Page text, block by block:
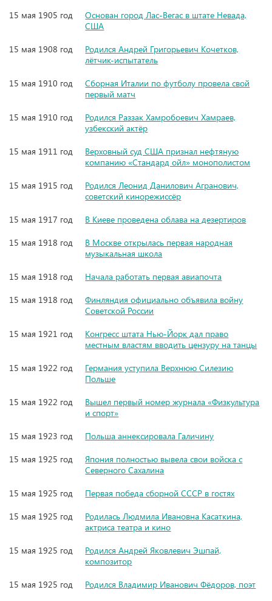
15 мая 1905 год
Основан город Лас-Вегас в штате Невада,
США
15 мая 1908 год
Родился Андрей Григорьевич Кочетков,
лётчик-испытатель
15 мая 1910 год
Сборная Италии по футболу провела свой
первый матч
15 мая 1910 год
Родился Раззак Хамробоевич Хамраев,
узбекский актёр
15 мая 1911 год
Верховный суд США признал нефтяную
компанию «Стандард ойл» монополистом
15 мая 1915 год
Родился Леонид Данилович Агранович,
советский кинорежиссёр
15 мая 1917 год
В Киеве проведена облава на дезертиров
15 мая 1918 год
В Москве открылась первая народная
музыкальная школа
15 мая 1918 год
Начала работать первая авиапочта
15 мая 1918 год
Финляндия официально объявила войну
Советской России
15 мая 1921 год
Конгресс штата Нью-Йорк дал право
местным властям вводить цензуру на танцы
15 мая 1922 год
Германия уступила Верхнюю Силезию
Польше
15 мая 1922 год
Вышел первый номер журнала «Физкультура
и спорт»
15 мая 1923 год
Польша аннексировала Галичину
15 мая 1925 год
Япония полностью вывела свои войска с
Северного Сахалина
15 мая 1925 год
Первая победа сборной СССР в гостях
15 мая 1925 год
Родилась Людмила Ивановна Касаткина,
актриса театра и кино
15 мая 1925 год
Родился Андрей Яковлевич Эшпай,
композитор
15 мая 1925 год
Родился Владимир Иванович Фёдоров, поэт